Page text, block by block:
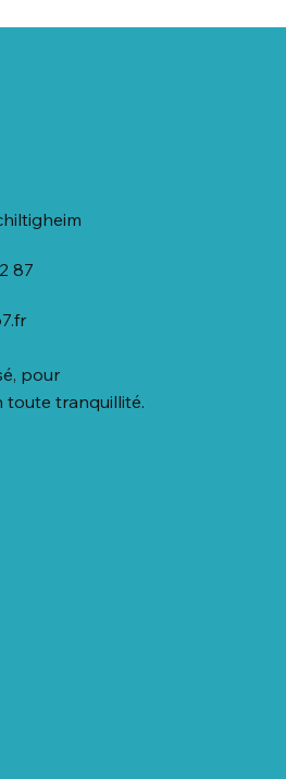
87
pour
toute tranquillité.